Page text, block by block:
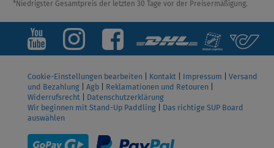
*Niedrigster Gesamtpreis der letzten 30 Tage vor der Preisermäßigung.
Cookie-Einstellungen bearbeiten Kontakt Impressum
Versand
und Bezahlung
Agb Reklamationen und Retouren
Widerrufsrecht
Datenschutzerklärung
Wir beginnen mit Stand-Up Paddling
Das richtige SUP Board
auswählen